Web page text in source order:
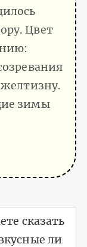
Цвет
зимы